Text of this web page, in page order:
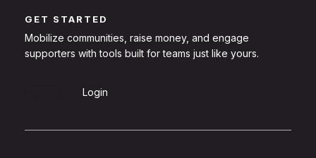
GET STARTED
Mobilize communities, raise money, and engage
supporters with tools built for teams just like yours.
Login